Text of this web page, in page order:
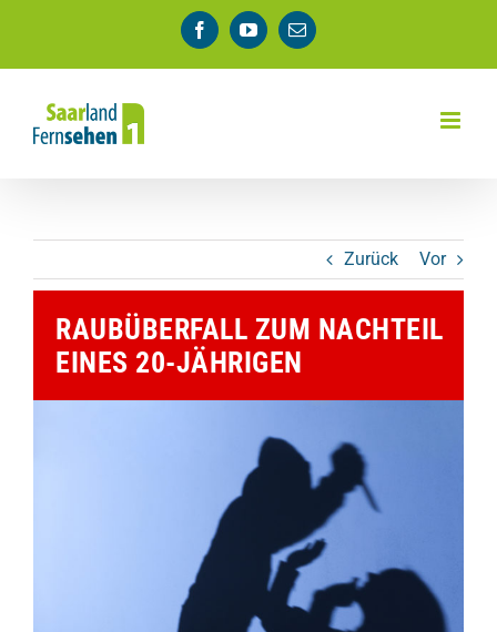
springen
FacebookYouTube
E-
Mail
Zurück Vor
RAUBÜBERFALL ZUM NACHTEIL
EINES 20-JÄHRIGEN